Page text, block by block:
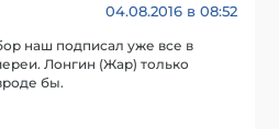
04.08.2016 в 08:52
наш подписал уже все в
Лонгин (Жар) только
бы.